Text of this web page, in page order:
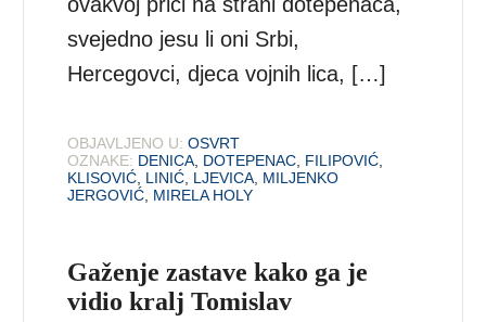
ovakvoj priči na strani dotepenaca,
svejedno jesu li oni Srbi,
Hercegovci, djeca vojnih lica, […]
OBJAVLJENO U: OSVRT
OZNAKE: DENICA, DOTEPENAC, FILIPOVIĆ,
KLISOVIĆ, LINIĆ, LJEVICA, MILJENKO
JERGOVIĆ, MIRELA HOLY
Gaženje zastave kako ga je
vidio kralj Tomislav